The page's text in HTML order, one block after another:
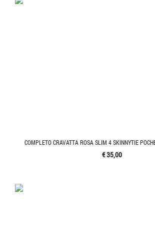
COMPLETO CRAVATTA ROSA SLIM 4 SKINNYTIE
€ 35,00